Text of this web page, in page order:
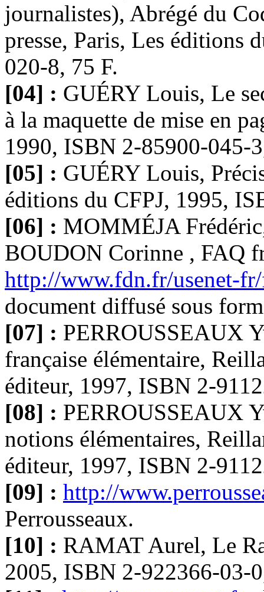
journalistes), Abrégé du
presse, Paris, Les éditions
020-8, 75 F.
[04] : GUÉRY Louis, Le
à la maquette de mise en
1990, ISBN 2-85900-045-
[05] : GUÉRY Louis,
éditions du CFPJ, 1995,
[06] : MOMMÉJA
BOUDON Corinne , FAQ
http://www.fdn.fr/usenet-
document diffusé sous
[07] : PERROUSSEAUX
française élémentaire,
éditeur, 1997, ISBN 2-
[08] : PERROUSSEAUX
notions élémentaires,
éditeur, 1997, ISBN 2-
[09] : http://
Perrousseaux.
[10] : RAMAT Aurel, Le
2005, ISBN 2-922366-03-